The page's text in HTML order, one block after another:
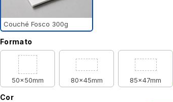
Couché Fosco 300g
Formato
50x50mm 80x45mm 85x47mm
Cor